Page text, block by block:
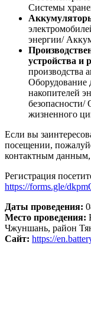
Системы
энергии/
устройства и
производства
Оборудование
накопителей
безопасности/
жизненного
Если вы
посещении,
контактным
Регистрация
https://forms.gle/
Даты проведения:
Место проведения:
Чжуншань, район
Сайт: https://